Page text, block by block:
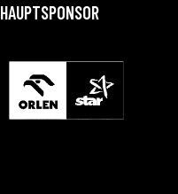
HAUPTSPONSOR